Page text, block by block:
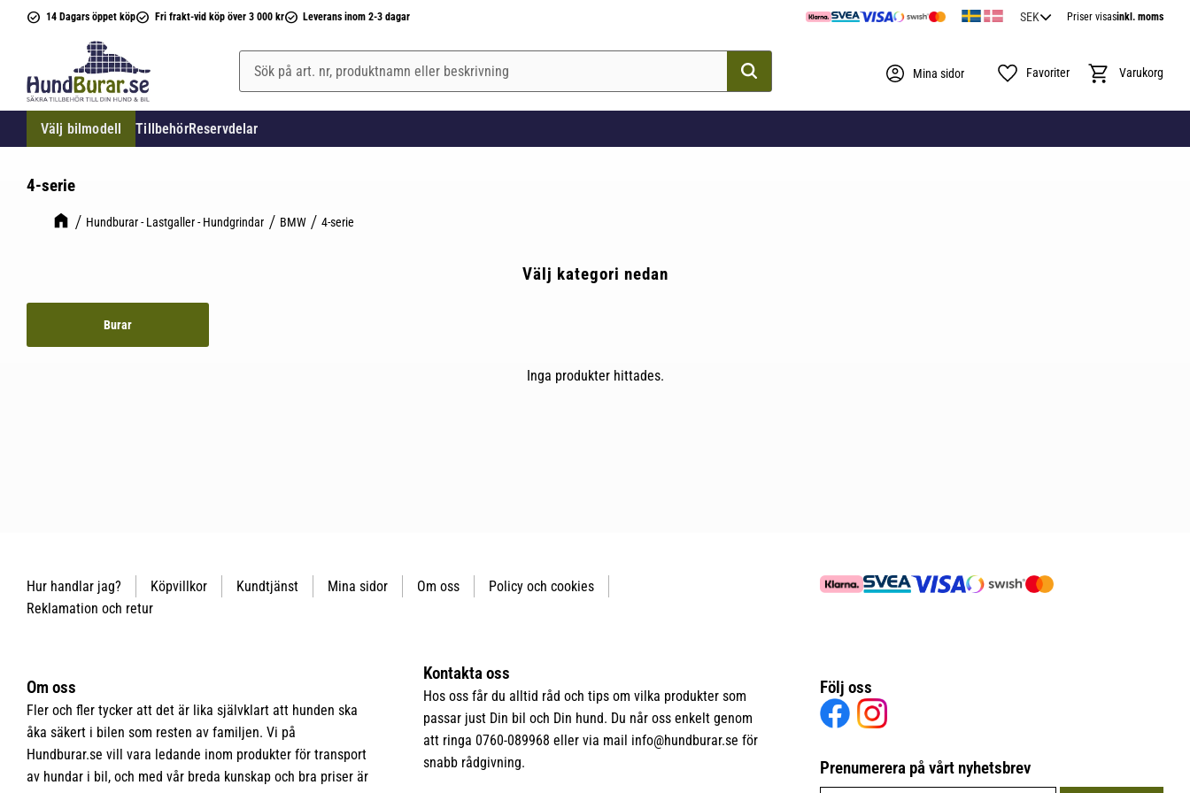
14 Dagars öppet köp Fri frakt-vid köp över 3 000 kr Leverans inom 2-3 dagar Priser visasinkl. moms
Välj bilmodell TillbehörReservdelar
Mina sidor Favoriter Kundvagn
4-serie
Hundburar - Lastgaller - Hundgrindar BMW 4-serie
Välj kategori nedan
Burar
Inga produkter hittades.
Hur handlar jag? Köpvillkor Kundtjänst Mina sidor Om oss
Policy och cookies
Reklamation och retur
Om oss
Fler och fler tycker att det är lika självklart att hunden ska
åka säkert i bilen som resten av familjen. Vi på
Hundburar.se vill vara ledande inom produkter för transport
av hundar i bil, och med vår breda kunskap och bra priser är
Kontakta oss
Hos oss får du alltid råd och tips om vilka produkter som
passar just Din bil och Din hund. Du når oss enkelt genom
att ringa 0760-089968 eller via mail info@hundburar.se för
snabb rådgivning.
Följ oss
Prenumerera på vårt nyhetsbrev